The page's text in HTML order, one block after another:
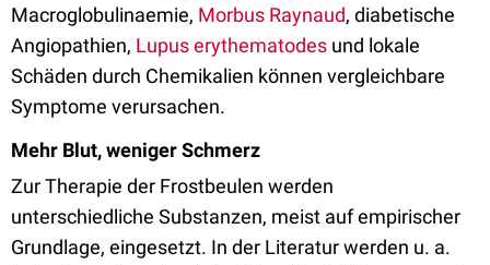
Macroglobulinaemie, Morbus Raynaud, diabetische
Angiopathien, Lupus erythematodes und lokale
Schäden durch Chemikalien können vergleichbare
Symptome verursachen.
Mehr Blut, weniger Schmerz
Zur Therapie der Frostbeulen werden
unterschiedliche Substanzen, meist auf empirischer
Grundlage, eingesetzt. In der Literatur werden u. a.